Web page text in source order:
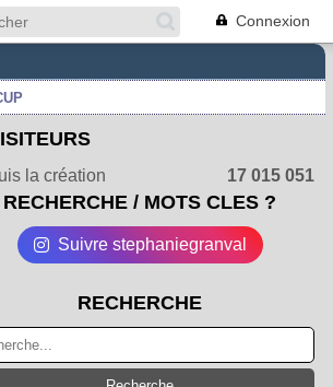
Connexion
la création 17 015 051
RECHERCHE / MOTS CLES ?
Suivre stephaniegranval
RECHERCHE